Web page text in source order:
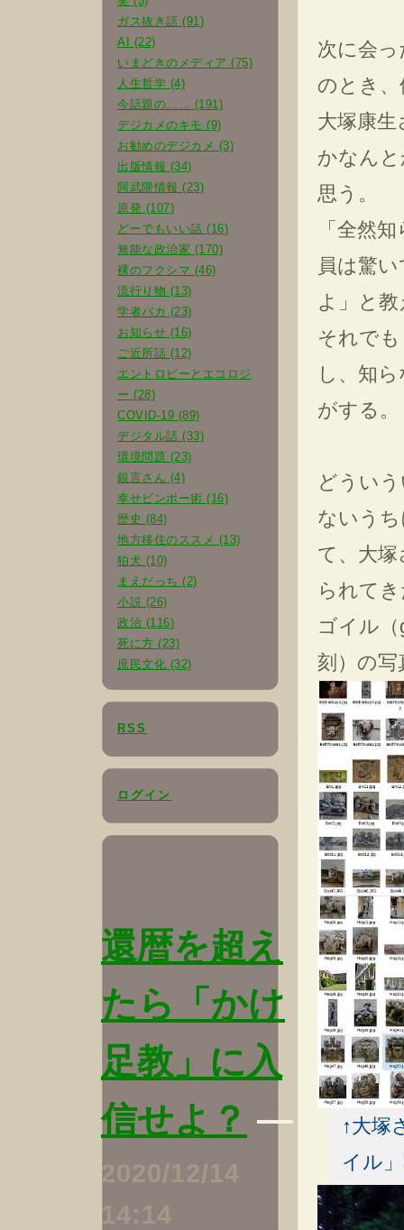
ガス抜き話 (91)
AI (22)
いまどきのメディア (75)
人生哲学 (4)
今話題の…… (191)
デジカメのキモ (9)
お勧めのデジカメ (3)
出版情報 (34)
阿武隈情報 (23)
原発 (107)
どーでもいい話 (16)
無能な政治家 (170)
裸のフクシマ (46)
流行り物 (13)
学者バカ (23)
お知らせ (16)
ご近所話 (12)
エントロピーとエコロジ
ー (28)
COVID-19 (89)
デジタル話 (33)
環境問題 (23)
銀言さん (4)
幸せビンボー術 (16)
歴史 (84)
地方移住のススメ (13)
狛犬 (10)
まえだっち (2)
小説 (26)
政治 (116)
死に方 (23)
庶民文化 (32)
RSS
ログイン
次に会
のとき
大塚康
かなん
思う。
「全然
員は驚
よ」と
それで
し、知
がする。
どうい
ないう
て、大
られて
ゴイル
刻）の
↑大塚
イル
還暦を超え
たら「かけ
足教」に入
信せよ？ ―
2020/12/14
14:14